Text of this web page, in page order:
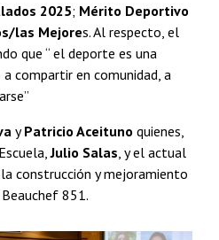
2025; Mérito Deportivo
las Mejores. Al respecto, el
que “ el deporte es una
compartir en comunidad, a
yPatricio Aceituno quienes,
Julio Salas , y el actual
construcción y mejoramiento
851.